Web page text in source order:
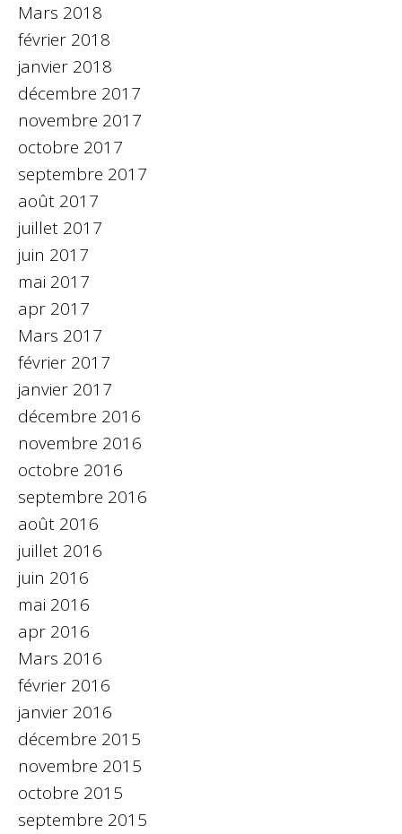
Mars 2018
février 2018
janvier 2018
décembre 2017
novembre 2017
octobre 2017
septembre 2017
août 2017
juillet 2017
juin 2017
mai 2017
apr 2017
Mars 2017
février 2017
janvier 2017
décembre 2016
novembre 2016
octobre 2016
septembre 2016
août 2016
juillet 2016
juin 2016
mai 2016
apr 2016
Mars 2016
février 2016
janvier 2016
décembre 2015
novembre 2015
octobre 2015
septembre 2015